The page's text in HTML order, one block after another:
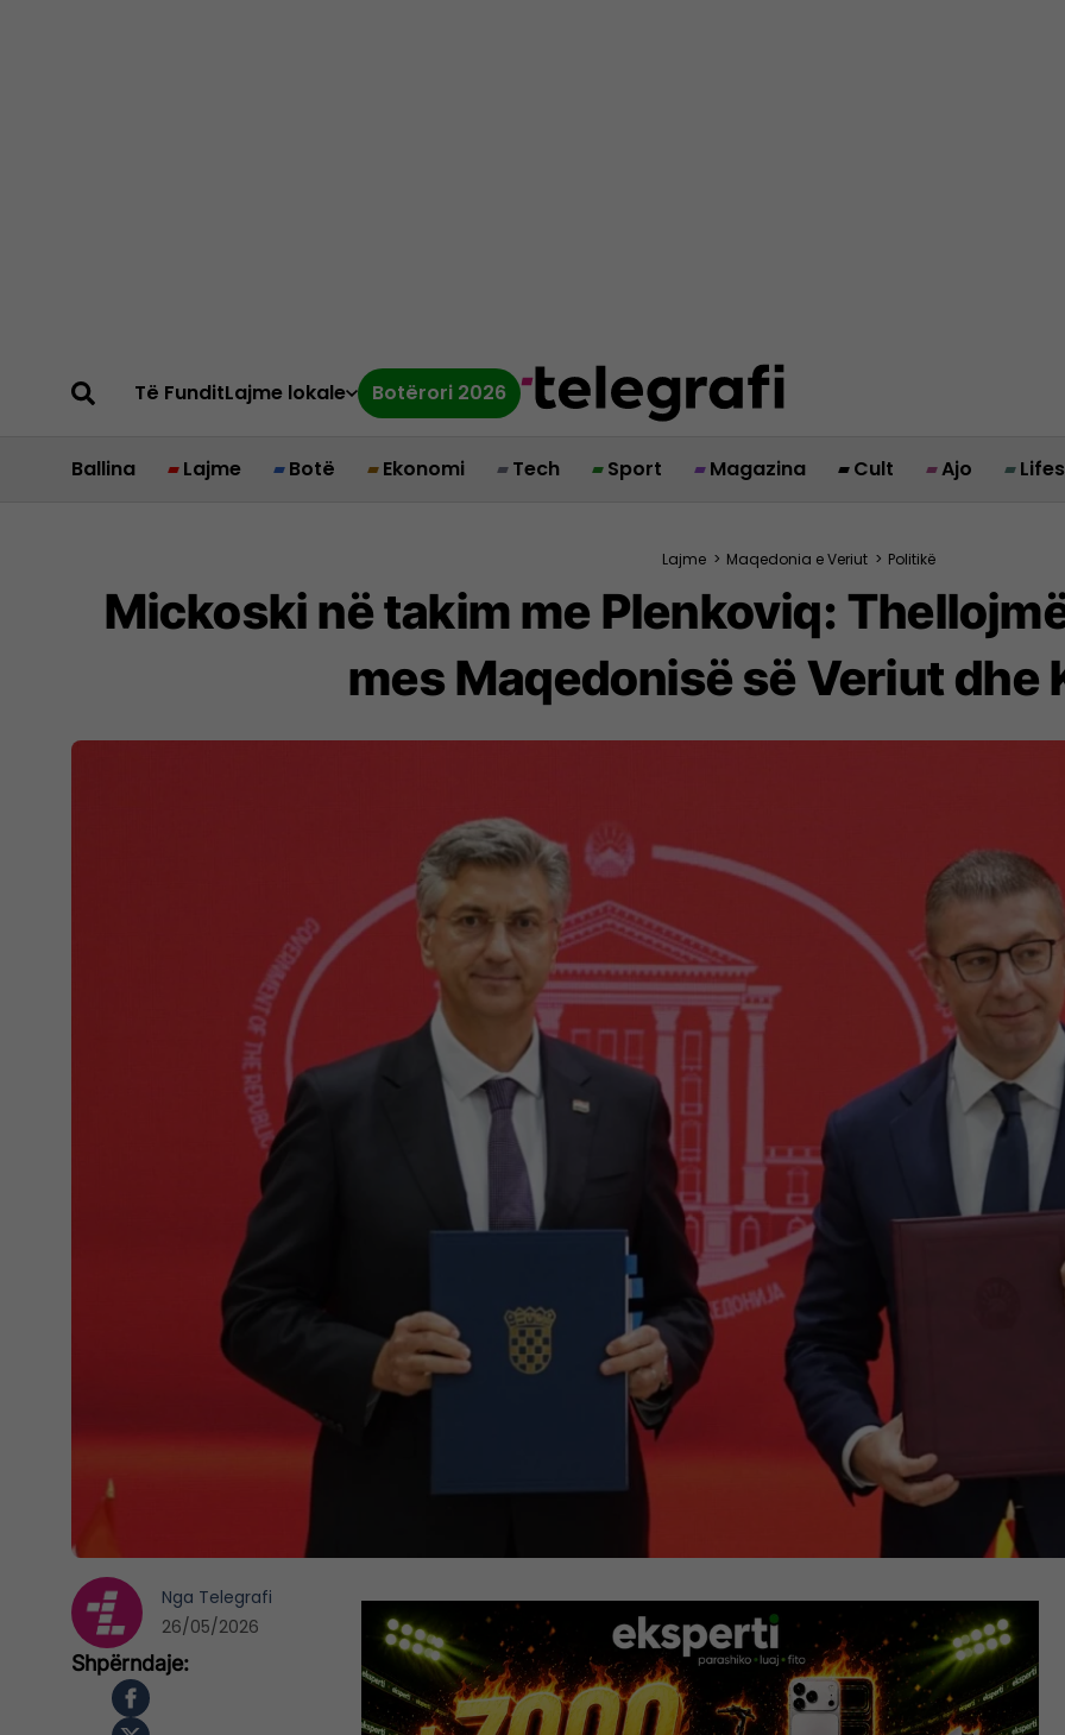
Të FunditLajme lokale Botërori 2026
Ballina Lajme Botë Ekonomi Tech Sport Magazina Cult Ajo
Lajme > Maqedonia e Veriut > Politikë
Mickoski në takim me Plenkoviq:
mes Maqedonisë së Veriut dhe
Nga Telegrafi
26/05/2026